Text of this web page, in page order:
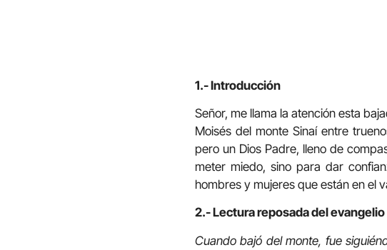
1.- Introducción
Señor, me llama la atención esta
Moisés del monte Sinaí entre
pero un Dios Padre, lleno de
meter miedo, sino para dar
hombres y mujeres que están en el
2.- Lectura reposada del
Cuando bajó del monte, fue